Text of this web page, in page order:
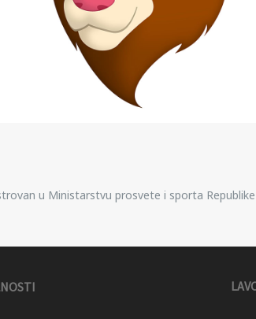
u Ministarstvu prosvete i sporta